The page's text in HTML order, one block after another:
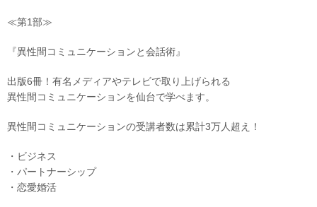
≪第1部≫
『異性間コミュニケーションと会話術』
出版6冊！有名メディアやテレビで取り上げられる
異性間コミュニケーションを仙台で学べます。
異性間コミュニケーションの受講者数は累計3万人超え！
・ビジネス
・パートナーシップ
・恋愛婚活